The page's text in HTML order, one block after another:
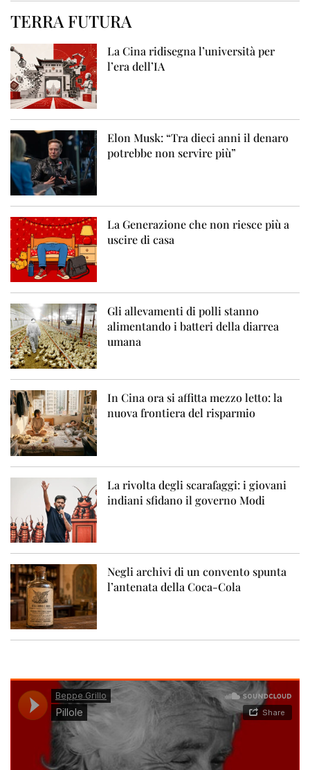
TERRA FUTURA
La Cina ridisegna l’università per
l’era dell’IA
Elon Musk: “Tra dieci anni il denaro
potrebbe non servire più”
La Generazione che non riesce più a
uscire di casa
Gli allevamenti di polli stanno
alimentando i batteri della diarrea
umana
In Cina ora si affitta mezzo letto: la
nuova frontiera del risparmio
La rivolta degli scarafaggi: i giovani
indiani sfidano il governo Modi
Negli archivi di un convento spunta
l’antenata della Coca-Cola